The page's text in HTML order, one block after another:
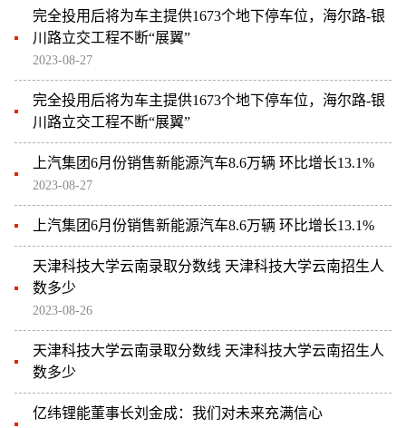
完全投用后将为车主提供1673个地下停车位，海尔路-银
川路立交工程不断“展翼”
2023-08-27
完全投用后将为车主提供1673个地下停车位，海尔路-银
川路立交工程不断“展翼”
上汽集团6月份销售新能源汽车8.6万辆 环比增长13.1%
2023-08-27
上汽集团6月份销售新能源汽车8.6万辆 环比增长13.1%
天津科技大学云南录取分数线 天津科技大学云南招生人
数多少
2023-08-26
天津科技大学云南录取分数线 天津科技大学云南招生人
数多少
亿纬锂能董事长刘金成：我们对未来充满信心